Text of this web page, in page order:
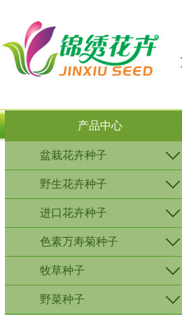
产品中心
盆栽花卉种子
野生花卉种子
进口花卉种子
色素万寿菊种子
牧草种子
野菜种子